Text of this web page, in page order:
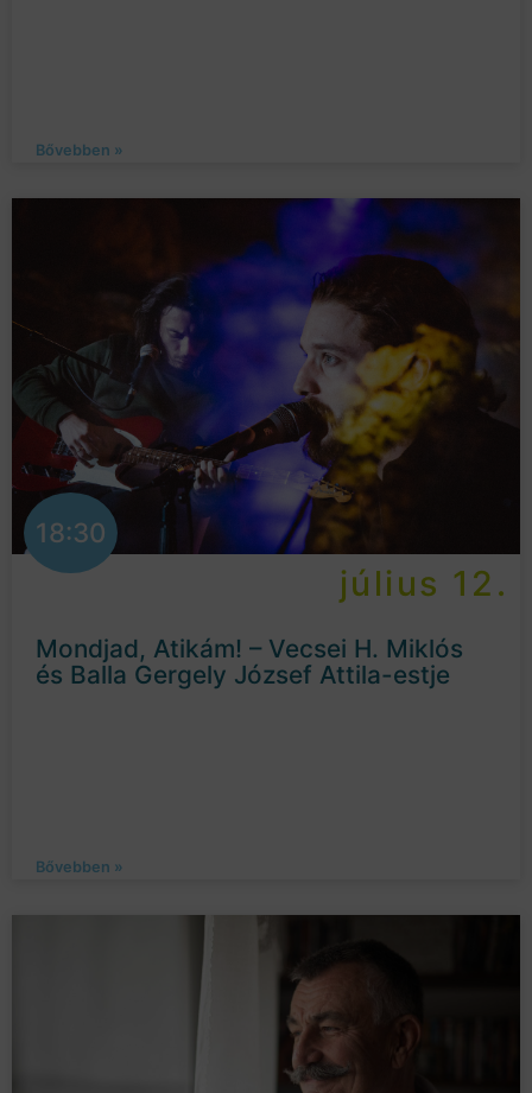
Bővebben »
18:30
július 12.
Mondjad, Atikám! – Vecsei H. Miklós
és Balla Gergely József Attila-estje
Bővebben »